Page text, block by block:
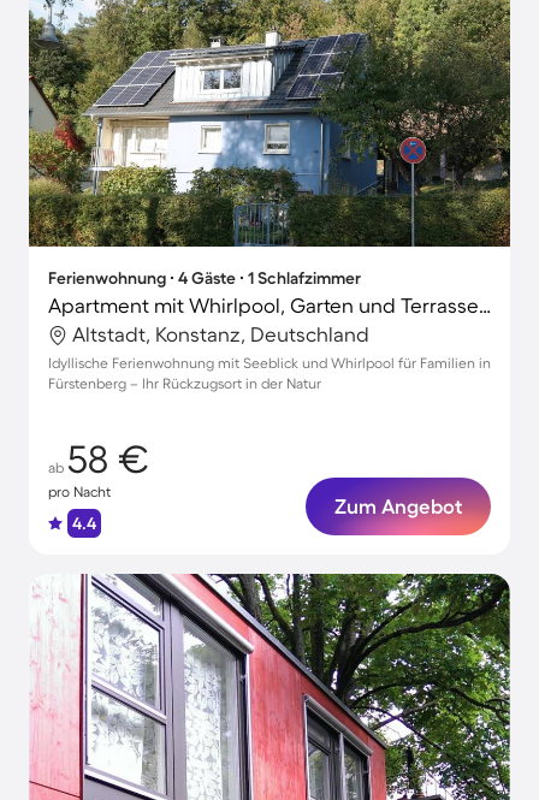
Ferienwohnung ∙ 4 Gäste ∙ 1 Schlafzimmer
Apartment mit Whirlpool, Garten und Terrasse | Seeblick | Perfekt für die Arbeit von Zuhause
Altstadt, Konstanz, Deutschland
Idyllische Ferienwohnung mit Seeblick und Whirlpool für Familien in
Fürstenberg – Ihr Rückzugsort in der Natur
ab 58 €
pro Nacht
4.4
Zum Angebot